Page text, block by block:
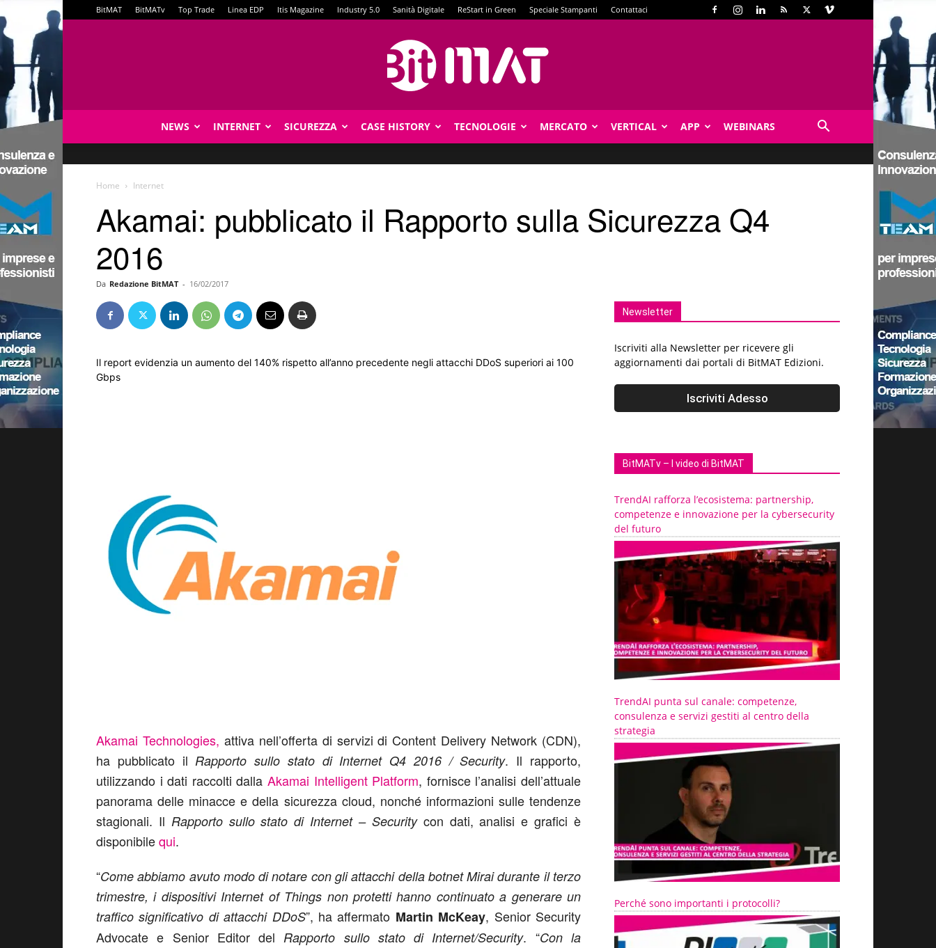
BitMAT BitMATv Top Trade Linea EDP Itis Magazine Industry 5.0 Sanità Digitale ReStart in Green Speciale Stampanti Contattaci
NEWS INTERNET SICUREZZA CASE HISTORY TECNOLOGIE MERCATO VERTICAL APP WEBINARS
Home Internet
Akamai: pubblicato il Rapporto sulla Sicurezza Q4
2016
Da Redazione BitMAT - 16/02/2017
Il report evidenzia un aumento del 140% rispetto all’anno precedente negli attacchi DDoS superiori ai 100
Gbps
Akamai Technologies, attiva nell’offerta di servizi di Content Delivery Network (CDN),
ha pubblicato il Rapporto sullo stato di Internet Q4 2016 / Security. Il rapporto,
utilizzando i dati raccolti dalla Akamai Intelligent Platform, fornisce l’analisi dell’attuale
panorama delle minacce e della sicurezza cloud, nonché informazioni sulle tendenze
stagionali. Il Rapporto sullo stato di Internet – Securitycon dati, analisi e grafici è
disponibilequi.
“Come abbiamo avuto modo di notare con gli attacchi della botnet Mirai durante il terzo
trimestre, i dispositivi Internet of Things non protetti hanno continuato a generare un
traffico significativo di attacchi DDoS”, ha affermato Martin McKeay, Senior Security
Advocate e Senior Editor del Rapporto sullo stato di Internet/Security. “Con la
Newsletter
Iscriviti alla Newsletter per ricevere gli
aggiornamenti dai portali di BitMAT Edizioni.
BitMATv – I video di BitMAT
TrendAI rafforza l’ecosistema: partnership,
competenze e innovazione per la cybersecurity
del futuro
TrendAI punta sul canale: competenze,
consulenza e servizi gestiti al centro della
strategia
Perché sono importanti i protocolli?